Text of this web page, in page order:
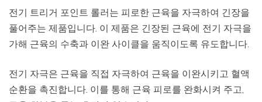
전기 트리거 포인트 롤러는 피로한 근육을 자극하여 긴장을
풀어주는 제품입니다. 이 제품은 긴장된 근육에 전기 자극을
가해 근육의 수축과 이완 사이클을 움직이도록 유도합니다.
전기 자극은 근육을 직접 자극하여 근육을 이완시키고 혈액
순환을 촉진합니다. 이를 통해 근육 피로를 완화시켜 주고,